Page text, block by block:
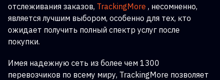
отслеживания заказов, TrackingMore , несомненно,
является лучшим выбором, особенно для тех, кто
ожидает получить полный спектр услуг после
покупки.
Имея надежную сеть из более чем 1300
перевозчиков по всему миру, TrackingMore позволяет